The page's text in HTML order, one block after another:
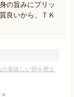
の旨みにプリッ
良いから、ＴＫ
美味しい卵を教え
>